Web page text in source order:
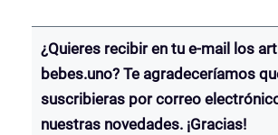
¿Quieres recibir en tu e-mail los
bebes.uno? Te agradeceríamos
suscribieras por correo
nuestras novedades. ¡Gracias!